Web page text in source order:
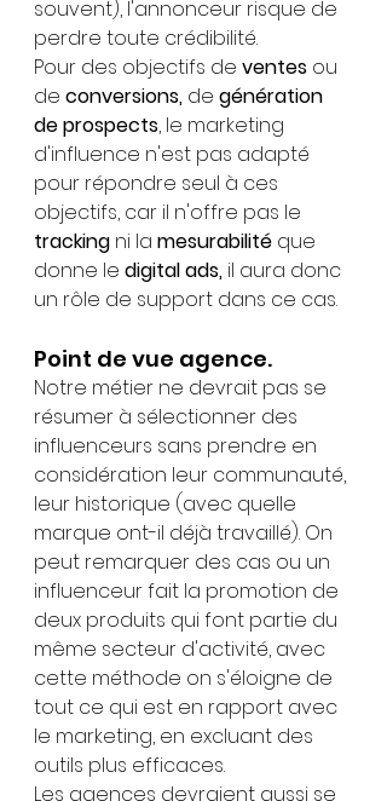
souvent), l'annonceur risque de
perdre toute crédibilité.
Pour des objectifs de ventes ou
de conversions, de génération
de prospects, le marketing
d'influence n'est pas adapté
pour répondre seul à ces
objectifs, car il n'offre pas le
tracking ni la mesurabilité que
donne le digital ads, il aura donc
un rôle de support dans ce cas.
Point de vue agence.
Notre métier ne devrait pas se
résumer à sélectionner des
influenceurs sans prendre en
considération leur communauté,
leur historique (avec quelle
marque ont-il déjà travaillé). On
peut remarquer des cas ou un
influenceur fait la promotion de
deux produits qui font partie du
même secteur d'activité, avec
cette méthode on s'éloigne de
tout ce qui est en rapport avec
le marketing, en excluant des
outils plus efficaces.
Les agences devraient aussi se